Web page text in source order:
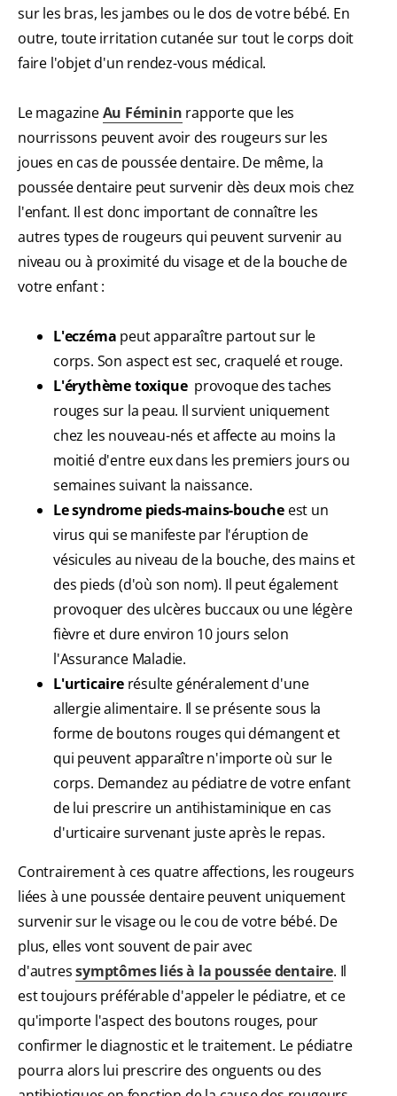
sur les bras, les jambes ou le dos de votre bébé. En
outre, toute irritation cutanée sur tout le corps doit
faire l'objet d'un rendez-vous médical.
Le magazineAu Féminin rapporte que les
nourrissons peuvent avoir des rougeurs sur les
joues en cas de poussée dentaire. De même, la
poussée dentaire peut survenir dès deux mois chez
l'enfant. Il est donc important de connaître les
autres types de rougeurs qui peuvent survenir au
niveau ou à proximité du visage et de la bouche de
votre enfant :
L'eczéma peut apparaître partout sur le
corps. Son aspect est sec, craquelé et rouge.
L'érythème toxique provoque des taches
rouges sur la peau. Il survient uniquement
chez les nouveau-nés et affecte au moins la
moitié d'entre eux dans les premiers jours ou
semaines suivant la naissance.
Le syndrome pieds-mains-bouche est un
virus qui se manifeste par l'éruption de
vésicules au niveau de la bouche, des mains et
des pieds (d'où son nom). Il peut également
provoquer des ulcères buccaux ou une légère
fièvre et dure environ 10 jours selon
l'Assurance Maladie.
L'urticairerésulte généralement d'une
allergie alimentaire. Il se présente sous la
forme de boutons rouges qui démangent et
qui peuvent apparaître n'importe où sur le
corps. Demandez au pédiatre de votre enfant
de lui prescrire un antihistaminique en cas
d'urticaire survenant juste après le repas.
Contrairement à ces quatre affections, les rougeurs
liées à une poussée dentaire peuvent uniquement
survenir sur le visage ou le cou de votre bébé. De
plus, elles vont souvent de pair avec
d'autressymptômes liés à la poussée dentaire. Il
est toujours préférable d'appeler le pédiatre, et ce
qu'importe l'aspect des boutons rouges, pour
confirmer le diagnostic et le traitement. Le pédiatre
pourra alors lui prescrire des onguents ou des